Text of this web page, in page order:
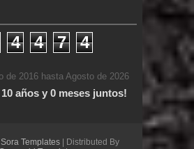
4 4 7 4
de 2016 hasta Agosto de 2026
10 años y 0 meses juntos!
Sora Templates | Distributed By